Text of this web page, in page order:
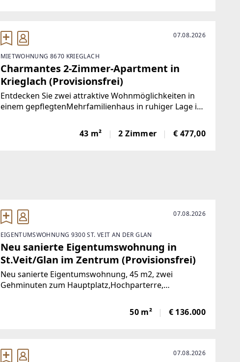
07.08.2026
MIETWOHNUNG 8670 KRIEGLACH
Charmantes 2-Zimmer-Apartment in
Krieglach (Provisionsfrei)
Entdecken Sie zwei attraktive Wohnmöglichkeiten in
einem gepflegtenMehrfamilienhaus in ruhiger Lage in
BruttoFrisch und wie neu: Diese 43 m² große Wohnung
wurde komplett saniert. NeueKüche,
43 m² 2 Zimmer € 477,00
07.08.2026
EIGENTUMSWOHNUNG 9300 ST. VEIT AN DER GLAN
Neu sanierte Eigentumswohnung in
St.Veit/Glan im Zentrum (Provisionsfrei)
Neu sanierte Eigentumswohnung, 45 m2, zwei
Gehminuten zum Hauptplatz,Hochparterre,
Grüne, mangelangt über nur 4 Stufen in die Wohnung,
Kindergarten, Volksschule,Mittelschule, Gymnasium,
50 m² € 136.000
07.08.2026